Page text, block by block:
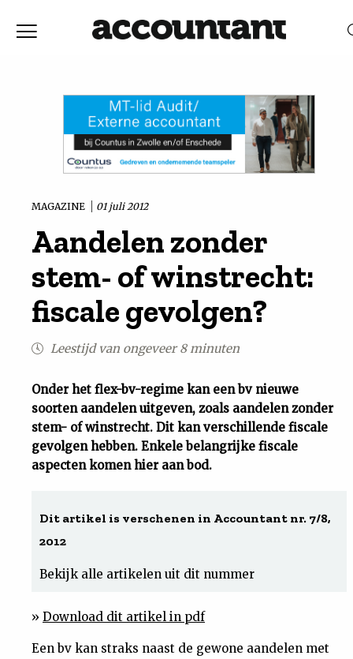
Discussie
Vaktechniek
Achtergrond
Uit
Feiten
Cijfers
Podcast
MAGAZINE 01 juli 2012
Aandelen zonder
stem- of winstrecht:
fiscale gevolgen?
Leestijd van ongeveer 8 minuten
Onder het flex-bv-regime kan een bv nieuwe
soorten aandelen uitgeven, zoals aandelen zonder
stem- of winstrecht. Dit kan verschillende fiscale
gevolgen hebben. Enkele belangrijke fiscale
aspecten komen hier aan bod.
Dit artikel is verschenen in Accountant nr. 7/8,
2012
Bekijk alle artikelen uit dit nummer
» Download dit artikel in pdf
Een bv kan straks naast de gewone aandelen met
RELEVANTIEDATUM